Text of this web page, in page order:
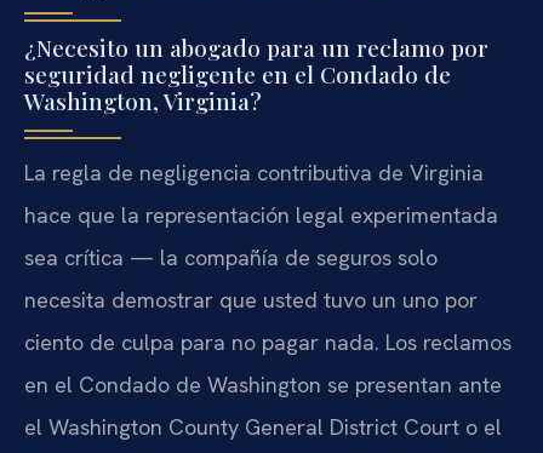
¿Necesito un abogado para un reclamo por
seguridad negligente en el Condado de
Washington, Virginia?
La regla de negligencia contributiva de Virginia
hace que la representación legal experimentada
sea crítica — la compañía de seguros solo
necesita demostrar que usted tuvo un uno por
ciento de culpa para no pagar nada. Los reclamos
en el Condado de Washington se presentan ante
el Washington County General District Court o el